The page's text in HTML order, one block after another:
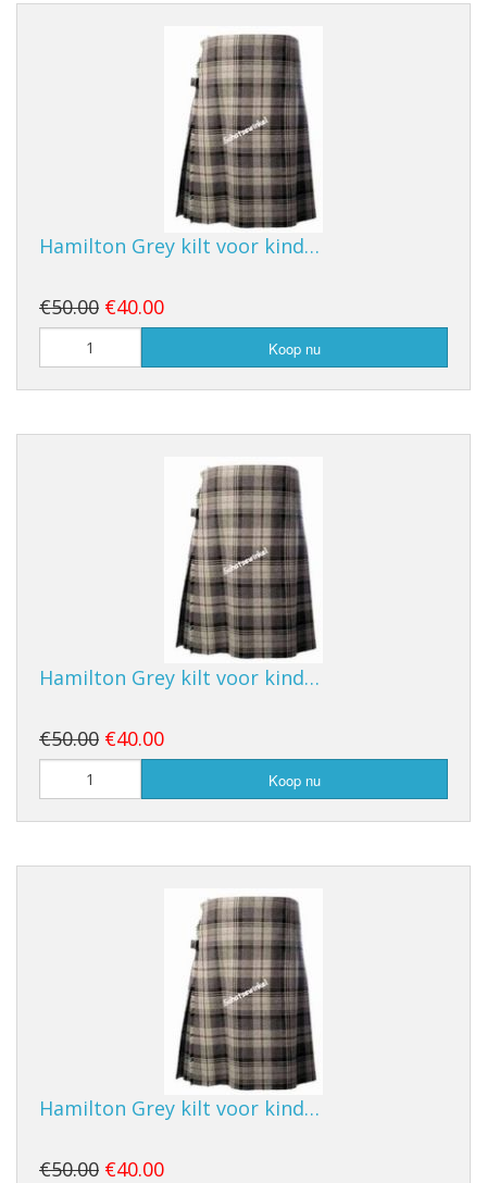
Hamilton Grey kilt voor kind…
€50.00 €40.00
Koop nu
Hamilton Grey kilt voor kind…
€50.00 €40.00
Koop nu
Hamilton Grey kilt voor kind…
€50.00 €40.00